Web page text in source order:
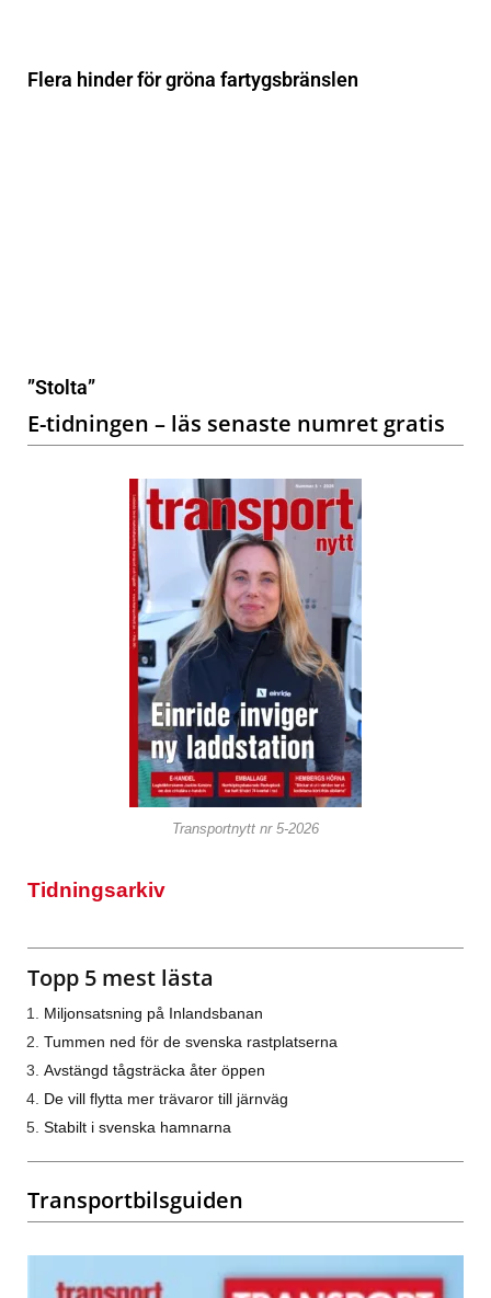
Flera hinder för gröna fartygsbränslen
”Stolta”
E-tidningen – läs senaste numret gratis
Transportnytt nr 5-2026
Tidningsarkiv
Topp 5 mest lästa
Miljonsatsning på Inlandsbanan
Tummen ned för de svenska rastplatserna
Avstängd tågsträcka åter öppen
De vill flytta mer trävaror till järnväg
Stabilt i svenska hamnarna
Transportbilsguiden